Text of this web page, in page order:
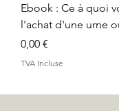
Ebook : Ce à quoi
l'achat d'une urne
Prix
0,00 €
TVA Incluse